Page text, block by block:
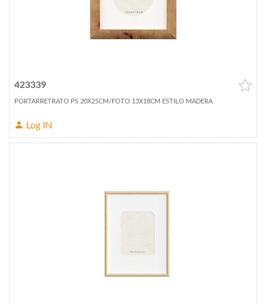
423339
PORTARRETRATO PS 20X25CM/FOTO 13X18CM ESTILO MADERA
Log IN